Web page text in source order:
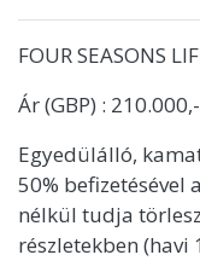
FOUR SEASONS
Ár (GBP) : 210.000,-
Egyedülálló,
50% befizetésével
nélkül tudja
részletekben (havi